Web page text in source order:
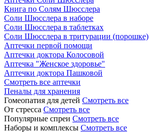
Книга по Солям Шюсслера
Соли Шюсслера в наборе
Соли Шюсслера в таблетках
Соли Шюсслера в тритурации (порошке)
Аптечки первой помощи
Аптечки доктора Колосовой
Аптечка "Женское здоровье"
Аптечки доктора Пашковой
Смотреть все аптечки
Пеналы для хранения
Гомеопатия для детей Смотреть все
От стресса Смотреть все
Популярные спреи Смотреть все
Наборы и комплексы Смотреть все